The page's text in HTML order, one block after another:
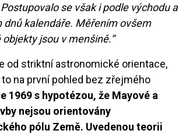
se však i podle východu a
kalendáře. Měřením ovšem
jsou v menšině.“
od striktní astronomické orientace,
na první pohled bez zřejmého
1969 s hypotézou, že Mayové a
nejsou orientovány
pólu Země. Uvedenou teorii